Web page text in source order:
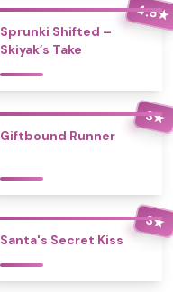
4.8★
Sprunki Shifted –
Skiyak’s Take
3★
Giftbound Runner
3★
Santa's Secret Kiss